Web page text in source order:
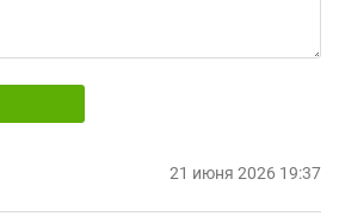
21 июня 2026 19:37